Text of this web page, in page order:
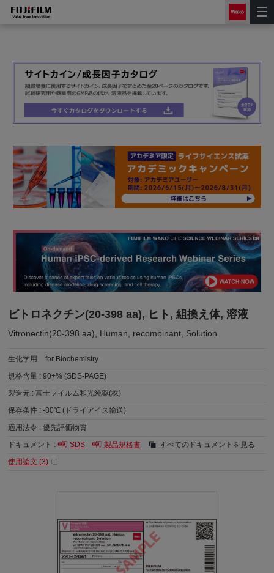
ビトロネクチン(20-398 aa), ヒト, 組換え体, 溶液
Vitronectin(20-398 aa), Human, recombinant, Solution
生化学用
for Biochemistry
規格含量 :90+% (SDS-PAGE)
製造元 :富士フイルム和光純薬(株)
保存条件 :-80℃ (ドライアイス輸送)
適用法令 :優先評価物質
ドキュメント :
SDS 製品規格書
すべてのドキュメントを見る
使用論文 (3)